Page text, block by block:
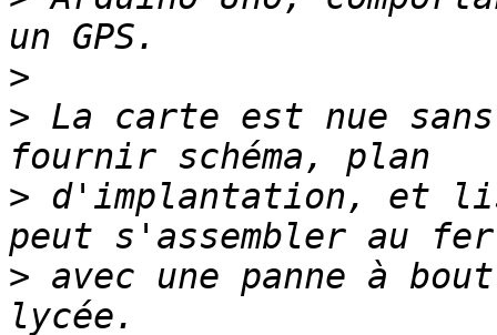
>
> La carte est nue
> d'implantation, et
> avec une panne à